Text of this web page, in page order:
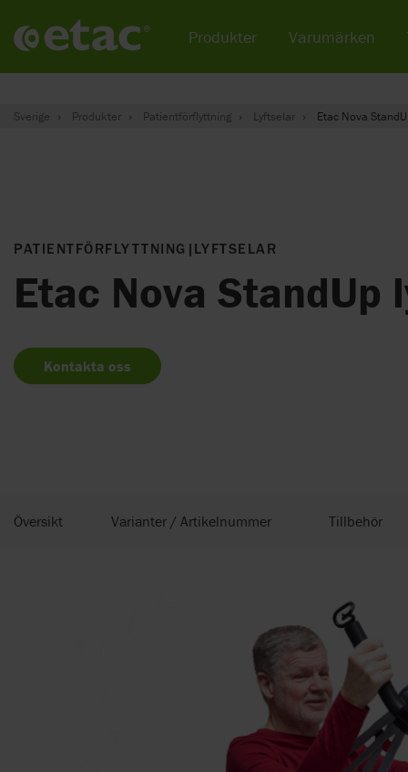
Sverige Produkter Patientförflyttning Lyftselar Etac Nova
PATIENTFÖRFLYTTNING | LYFTSELAR
Etac Nova StandUp
Kontakta oss
Översikt Varianter / Artikelnummer Tillbehör
Produkter Varumärken